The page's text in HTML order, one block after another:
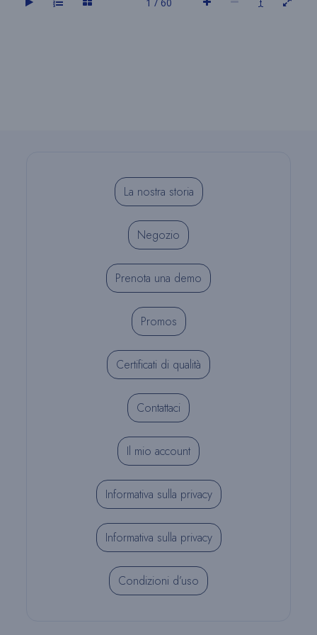
La nostra storia
Negozio
Prenota una demo
Promos
Certificati di qualità
Contattaci
Il mio account
Informativa sulla privacy
Informativa sulla privacy
Condizioni d’uso